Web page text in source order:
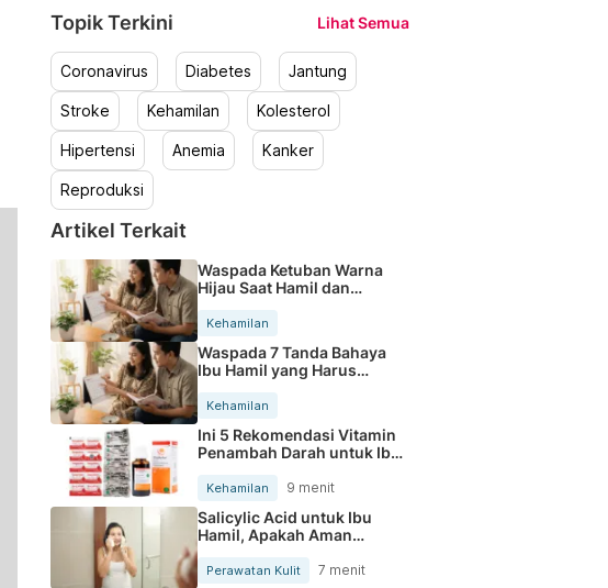
Topik Terkini Lihat Semua
Coronavirus Diabetes Jantung
Stroke Kehamilan Kolesterol
Hipertensi Anemia Kanker
Reproduksi
Artikel Terkait
Waspada Ketuban Warna
Hijau Saat Hamil dan
Kehamilan
Waspada 7 Tanda Bahaya
Ibu Hamil yang Harus
Kehamilan
Ini 5 Rekomendasi Vitamin
Penambah Darah untuk Ibu
Kehamilan 9 menit
Salicylic Acid untuk Ibu
Hamil, Apakah Aman
Digunakan?
Perawatan Kulit 7 menit